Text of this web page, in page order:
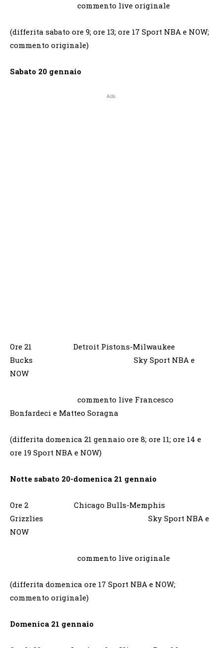
commento live originale
(differita sabato ore 9; ore 13; ore 17 Sport NBA e NOW;
commento originale)
Sabato 20 gennaio
Ads
Ore 21 Detroit Pistons-Milwaukee
Bucks Sky Sport NBA e
NOW
commento live Francesco
Bonfardeci e Matteo Soragna
(differita domenica 21 gennaio ore 8; ore 11; ore 14 e
ore 19 Sport NBA e NOW)
Notte sabato 20-domenica 21 gennaio
Ore 2 Chicago Bulls-Memphis
Grizzlies Sky Sport NBA e
NOW
commento live originale
(differita domenica ore 17 Sport NBA e NOW;
commento originale)
Domenica 21 gennaio